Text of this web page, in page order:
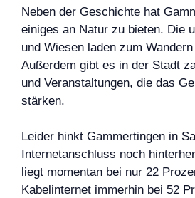
Neben der Geschichte hat
einiges an Natur zu bieten. Die
und Wiesen laden zum
Außerdem gibt es in der Stadt
und Veranstaltungen, die das
stärken.
Leider hinkt Gammertingen in
Internetanschluss noch
liegt momentan bei nur 22
Kabelinternet immerhin bei 52